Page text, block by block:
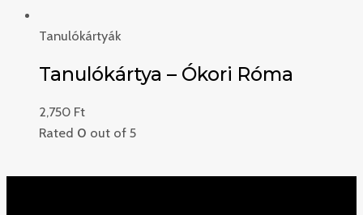
Tanulókártyák
Tanulókártya – Ókori Róma
2,750 Ft
Rated 0 out of 5